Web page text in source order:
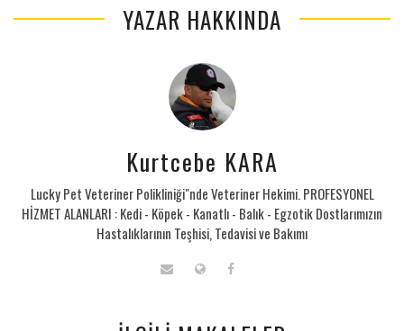
YAZAR HAKKINDA
Kurtcebe KARA
Lucky Pet Veteriner Polikliniği"nde Veteriner Hekimi. PROFESYONEL
HİZMET ALANLARI : Kedi - Köpek - Kanatlı - Balık - Egzotik Dostlarımızın
Hastalıklarının Teşhisi, Tedavisi ve Bakımı